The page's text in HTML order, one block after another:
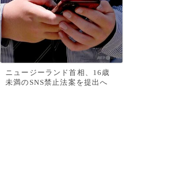
ニュージーランド首相、16歳
未満のSNS禁止法案を提出へ